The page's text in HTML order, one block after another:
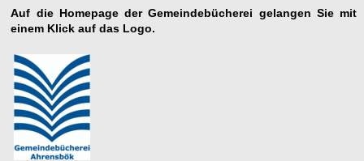
Auf die Homepage der Gemeindebücherei gelangen Sie mit
einem Klick auf das Logo.